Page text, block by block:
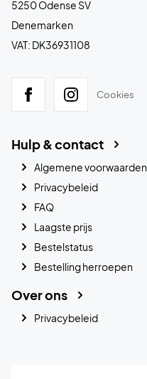
5250 Odense SV
Denemarken
VAT: DK36931108
Cookies
Hulp & contact
Algemene voorwaarden
Privacybeleid
FAQ
Laagste prijs
Bestelstatus
Bestelling herroepen
Over ons
Privacybeleid